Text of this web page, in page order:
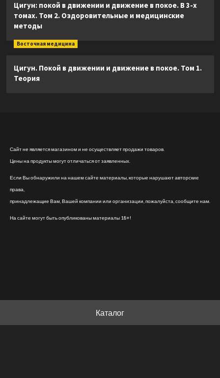
Цигун: покой в движении и движение в покое. В 3-х
томах. Том 2. Оздоровительные и медицинские
методы
Восточная медицина
Цигун. Покой в движении и движение в покое. Том 1.
Теория
Сайт не является магазином и не осуществляет продажи товаров.
Цены на продукты могут отличаться от заявленных.
Если Вы обнаружили на нашем сайте материалы, которые нарушают авторские
права,
принадлежащие Вам, Вашей компании или организации, пожалуйста, сообщите нам.
На сайте могут быть опубликованы материалы 18+!
Каталог